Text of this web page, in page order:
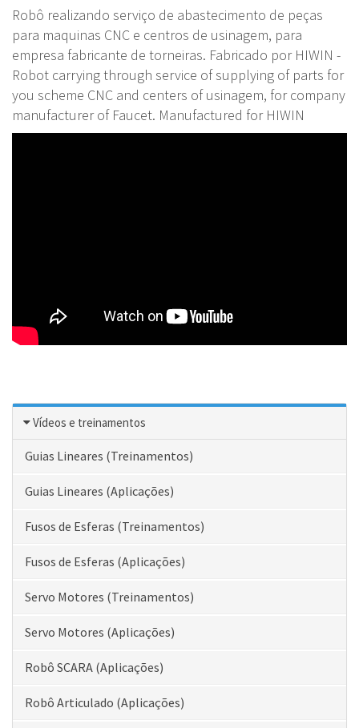
Robô realizando serviço de abastecimento de peças
para maquinas CNC e centros de usinagem, para
empresa fabricante de torneiras. Fabricado por HIWIN -
Robot carrying through service of supplying of parts for
you scheme CNC and centers of usinagem, for company
manufacturer of Faucet. Manufactured for HIWIN
Vídeos e treinamentos
Guias Lineares (Treinamentos)
Guias Lineares (Aplicações)
Fusos de Esferas (Treinamentos)
Fusos de Esferas (Aplicações)
Servo Motores (Treinamentos)
Servo Motores (Aplicações)
Robô SCARA (Aplicações)
Robô Articulado (Aplicações)